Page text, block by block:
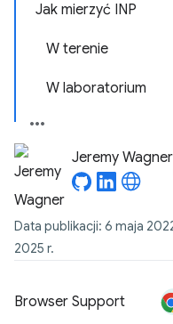
Jak mierzyć INP
W terenie
W laboratorium
Jeremy Wagner
Data publikacji: 6 maja
2025 r.
Browser Support